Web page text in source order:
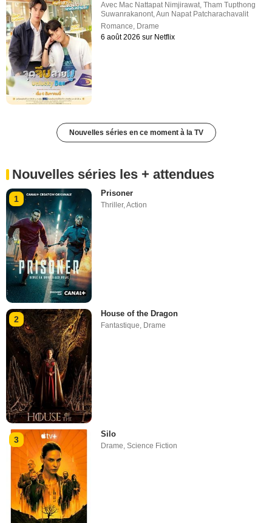
Avec Mac Nattapat Nimjirawat,Tham Tupthong
Suwanrakanont,Aun Napat Patcharachavalit
Romance, Drame
6 août 2026 sur Netflix
Nouvelles séries en ce moment à la TV
Nouvelles séries les + attendues
1
Prisoner
Thriller,Action
2
House of the Dragon
Fantastique, Drame
3
Silo
Drame,Science Fiction